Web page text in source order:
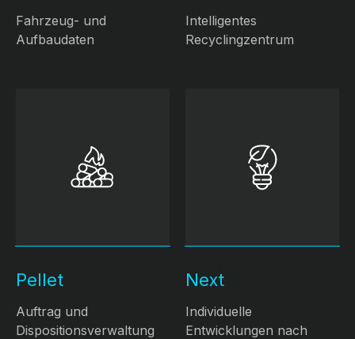
Fahrzeug- und
Aufbaudaten
Intelligentes
Recyclingzentrum
Pellet
Auftrag und
Dispositionsverwaltung
Next
Individuelle
Entwicklungen nach